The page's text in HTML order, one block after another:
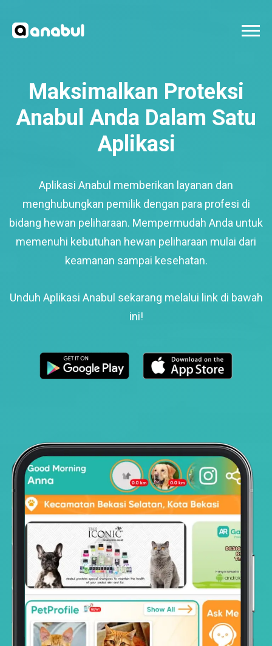
Maksimalkan Proteksi
Anabul Anda Dalam Satu
Aplikasi
Aplikasi Anabul memberikan layanan dan
menghubungkan pemilik dengan para profesi di
bidang hewan peliharaan. Mempermudah Anda untuk
memenuhi kebutuhan hewan peliharaan mulai dari
keamanan sampai kesehatan.
Unduh Aplikasi Anabul sekarang melalui link di bawah
ini!